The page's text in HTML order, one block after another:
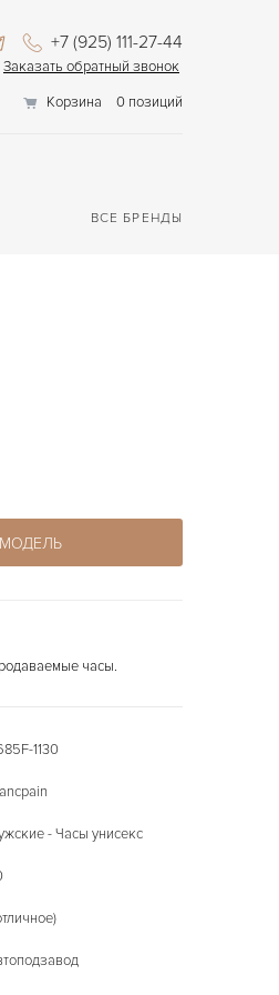
+7 (925) 111-27-44
Заказать обратный звонок
Корзина
0 позиций
ВСЕ БРЕНДЫ
часы.
1130
- Часы унисекс